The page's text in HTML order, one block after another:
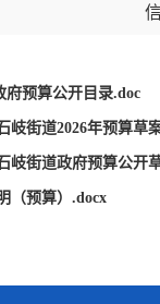
府预算公开目录.doc
岐街道2026年预算草
岐街道政府预算公开
（预算）.docx